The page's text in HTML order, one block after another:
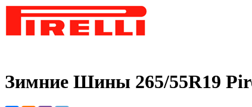
Зимние Шины 265/55R19